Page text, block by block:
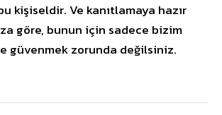
kişiseldir. Ve kanıtlamaya hazır
göre, bunun için sadece bizim
güvenmek zorunda değilsiniz.